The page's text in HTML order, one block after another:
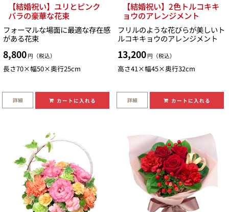
【結婚祝い】ユリとピンク
バラの豪華な花束
フォーマルな場面に最適な存在感
がある花束
8,800 円（税込）
長さ70×幅50×奥行25cm
詳細 カートに入れる
【結婚祝い】2色トルコキキ
ョウのアレンジメント
フリルのような花びらが美しいト
ルコキキョウのアレンジメント
13,200 円（税込）
高さ41×幅45×奥行32cm
詳細 カートに入れる